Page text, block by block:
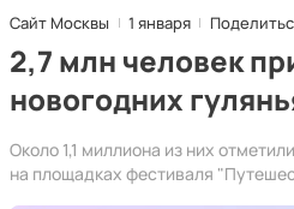
Сайт Москвы 1 января
2,7 млн человек
новогодних
Около 1,1 миллиона из них
на площадках фестиваля